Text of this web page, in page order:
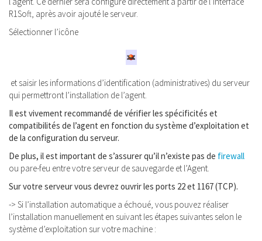
R1Soft, après avoir ajouté le serveur.
Sélectionner l’icône
et saisir les informations d’identification (administratives) du serveur
qui permettront l’installation de l’agent.
Il est vivement recommandé de vérifier les spécificités et
compatibilités de l’agent en fonction du système d’exploitation et
de la configuration du serveur.
De plus, il est important de s’assurer qu’il n’existe pas de firewall
ou pare-feu entre votre serveur de sauvegarde et l’Agent.
Sur votre serveur vous devrez ouvrir les ports 22 et 1167 (TCP).
-> Si l’installation automatique a échoué, vous pouvez réaliser
l’installation manuellement en suivant les étapes suivantes selon le
système d’exploitation sur votre machine :